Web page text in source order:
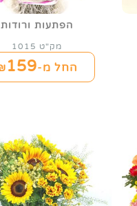
הפתעות ורודות
מק"ט 1015
החל מ-₪159